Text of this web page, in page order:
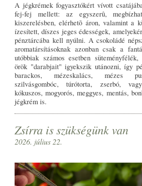
A jégkrémek fogyasztókért vívott
fej-fej mellett: az egyszerû,
kiszerelésben, elérhetõ áron, valamint a
ízesített, díszes jeges édességek,
pénztárcába kell nyúlni. A csokoládé
aromatársításoknak azonban csak a
utóbbiak számos esetben
örök "darabjait" igyekszik utánozni, így
barackos, mézeskalács, mézes
szilvásgombóc, túrótorta, zserbó,
kókuszos, mogyorós, meggyes, mentás,
jégkrém is.
Zsírra is szükségünk van
2026. július 22.